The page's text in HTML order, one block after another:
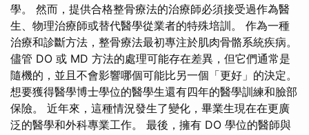
學。 然而，提供合格整骨療法的治療師必須接受過作為醫
生、物理治療師或替代醫學從業者的特殊培訓。 作為一種
治療和診斷方法，整骨療法最初專注於肌肉骨骼系統疾病。
儘管 DO 或 MD 方法的處理可能存在差異，但它們通常是
隨機的，並且不會影響哪個可能比另一個「更好」的決定。
想要獲得醫學博士學位的醫學生還有四年的醫學訓練和臉部
保險。 近年來，這種情況發生了變化，畢業生現在在更廣
泛的醫學和外科專業工作。 最後，擁有 DO 學位的醫師與